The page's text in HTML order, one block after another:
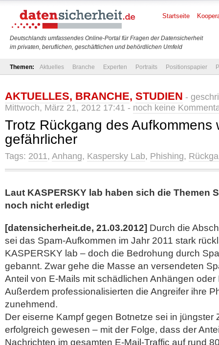
Deutschlands umfassendes Online-Portal für Fragen der Datensicherheit
im privaten, beruflichen, geschäftlichen und behördlichen Umfeld
Startseite
Themen: Aktuelles Branche Experten Portraits Positionspapier
AKTUELLES, BRANCHE, STUDIEN -
Mittwoch, März 21, 2012 17:41 - noch keine
Trotz Rückgang des Aufkommens
gefährlicher
Tags: 2011, Anhang, Kaspersky Lab, Phishing,
Laut KASPERSKY lab haben sich die Themen
noch nicht erledigt
[datensicherheit.de, 21.03.2012] Durch die
sei das Spam-Aufkommen im Jahr 2011 stark
KASPERSKY lab – doch die Bedrohung durch
gebannt. Zwar gehe die Masse an versendeten
Anteil von E-Mails mit schädlichen Anhängen oder
Außerdem professionalisierten die Angreifer ihre
zunehmend.
Der eiserne Kampf gegen Botnetze sei in jüngster
erfolgreich gewesen – mit der Folge, dass der
Nachrichten im gesamten E-Mail-Traffic auf rund